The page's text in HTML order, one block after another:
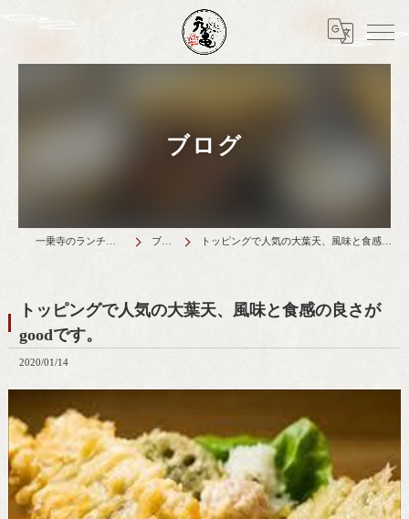
ブログ
ブログ トッピングで人気の大葉天、風味と食感の良さがgoodです。
トッピングで人気の大葉天、風味と食感の良さが
goodです。
2020/01/14